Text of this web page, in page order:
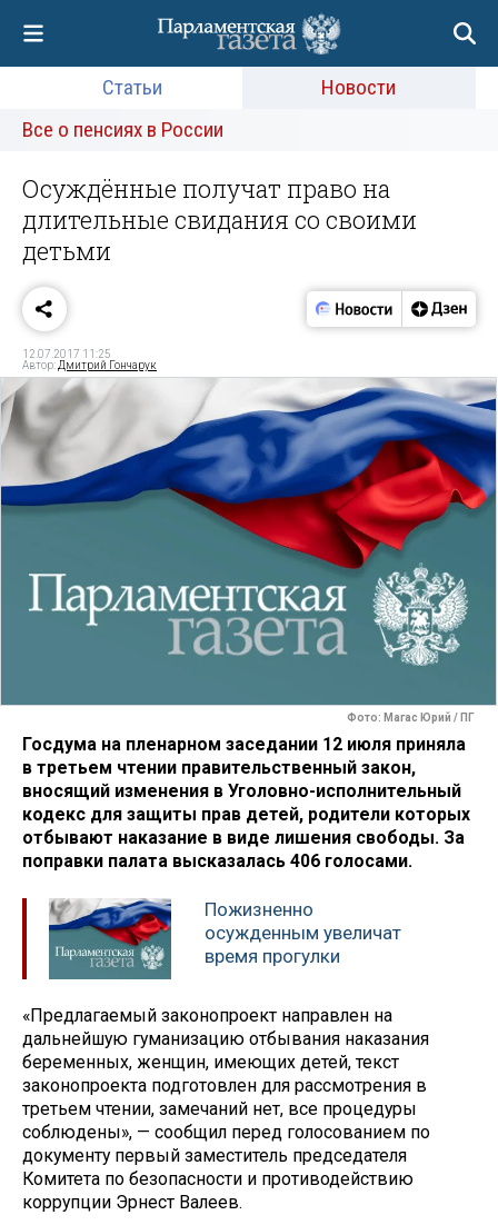
Статьи
Новости
Все о пенсиях в России
Осуждённые получат право на
длительные свидания со своими
детьми
12.07.2017 11:25
Автор: Дмитрий Гончарук
Фото: Магас Юрий / ПГ
Госдума на пленарном заседании 12 июля приняла
в третьем чтении правительственный закон,
вносящий изменения в Уголовно-исполнительный
кодекс для защиты прав детей, родители которых
отбывают наказание в виде лишения свободы. За
поправки палата высказалась 406 голосами.
Пожизненно
осужденным увеличат
время прогулки
«Предлагаемый законопроект направлен на
дальнейшую гуманизацию отбывания наказания
беременных, женщин, имеющих детей, текст
законопроекта подготовлен для рассмотрения в
третьем чтении, замечаний нет, все процедуры
соблюдены», — сообщил перед голосованием по
документу первый заместитель председателя
Комитета по безопасности и противодействию
коррупции Эрнест Валеев.